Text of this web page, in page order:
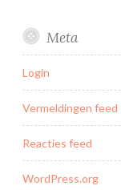
Meta
Login
Vermeldingen feed
Reacties feed
WordPress.org